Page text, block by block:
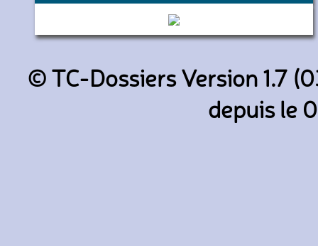
894 (Keolis Lyon)
© TC-Dossiers Version 1.7
depuis le